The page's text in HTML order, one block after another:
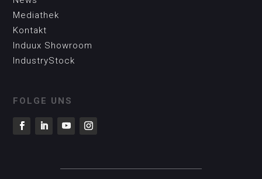
Mediathek
Kontakt
Induux Showroom
IndustryStock
FOLGE UNS